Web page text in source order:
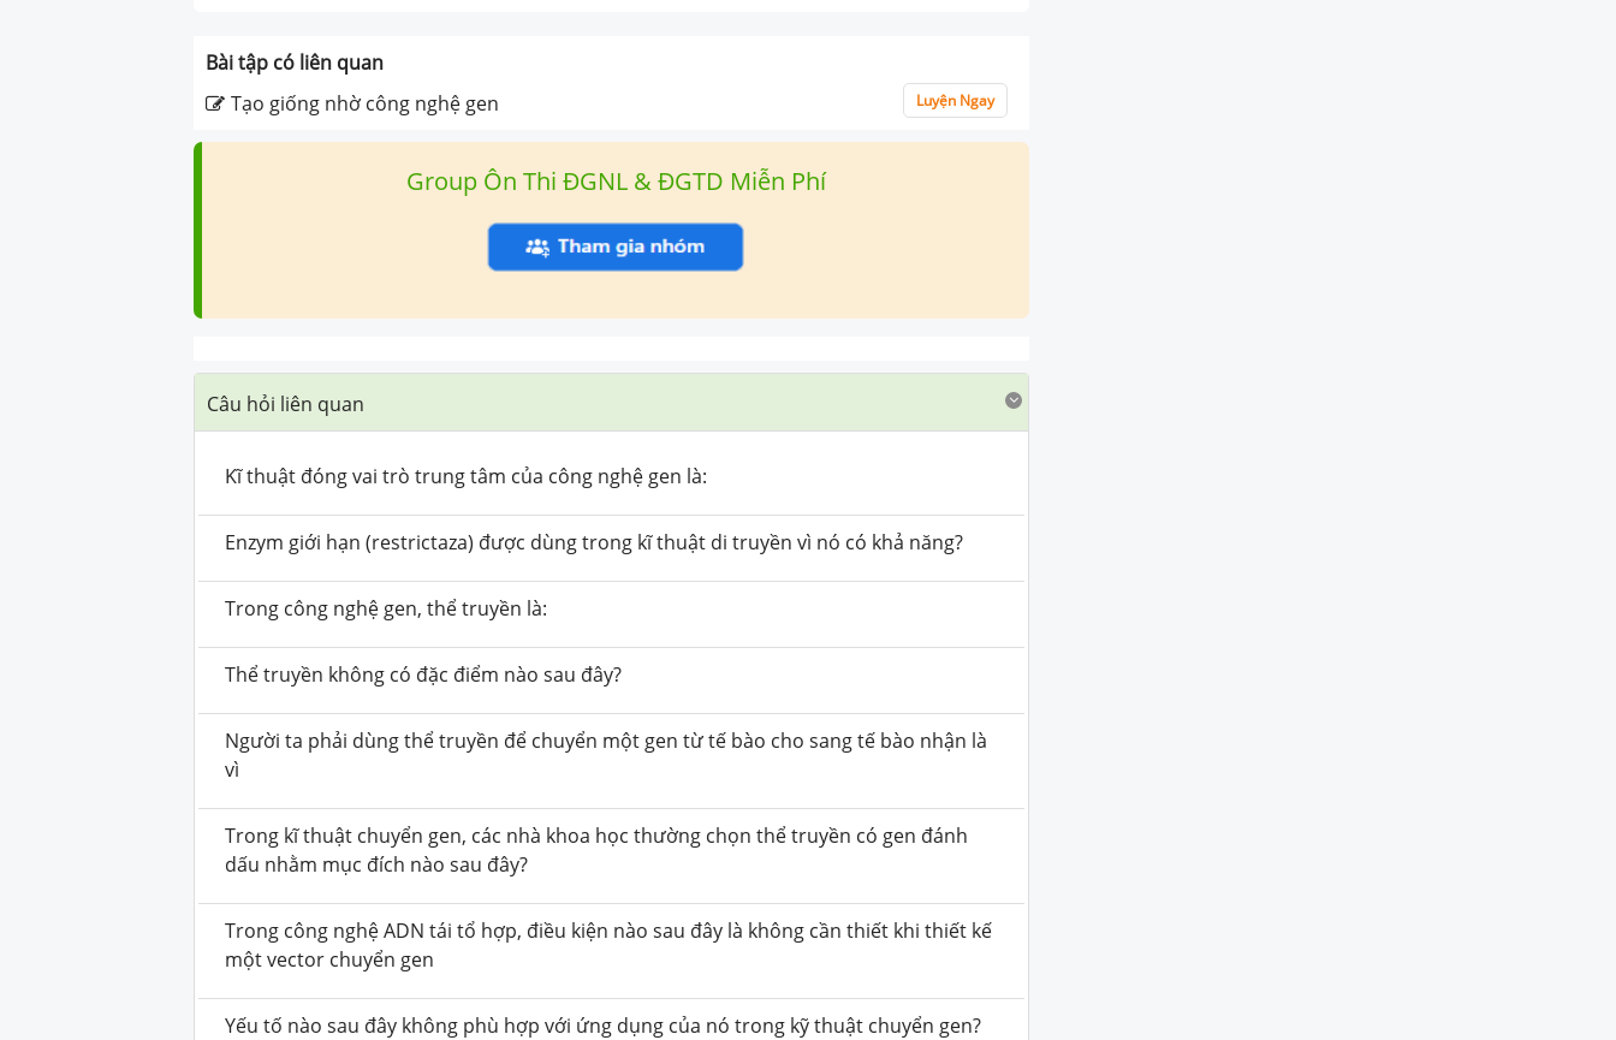
Bài tập có liên quan
Tạo giống nhờ công nghệ gen
Luyện Ngay
Group Ôn Thi ĐGNL & ĐGTD Miễn Phí
Câu hỏi liên quan
Kĩ thuật đóng vai trò trung tâm của công nghệ gen là:
Enzym giới hạn (restrictaza) được dùng trong kĩ thuật di truyền vì nó có khả năng?
Trong công nghệ gen, thể truyền là:
Thể truyền không có đặc điểm nào sau đây?
Người ta phải dùng thể truyền để chuyển một gen từ tế bào cho sang tế bào nhận là
vì
Trong kĩ thuật chuyển gen, các nhà khoa học thường chọn thể truyền có gen đánh
dấu nhằm mục đích nào sau đây?
Trong công nghệ ADN tái tổ hợp, điều kiện nào sau đây là không cần thiết khi thiết kế
một vector chuyển gen
Yếu tố nào sau đây không phù hợp với ứng dụng của nó trong kỹ thuật chuyển gen?